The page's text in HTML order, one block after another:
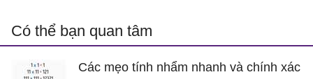
Có thể bạn quan tâm
Các mẹo tính nhẩm nhanh và chính xác